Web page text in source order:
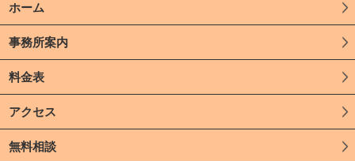
ホーム
事務所案内
料金表
アクセス
無料相談